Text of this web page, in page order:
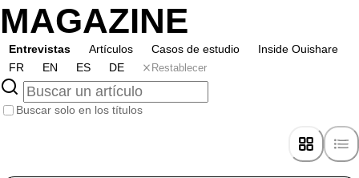
MAGAZINE
Entrevistas Artículos Casos de estudio
Inside Ouishare
FR
EN ES DE Restablecer
Buscar solo en los títulos